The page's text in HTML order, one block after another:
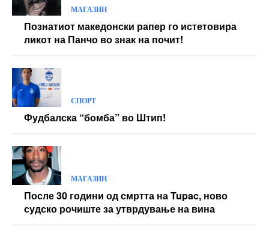
МАГАЗИН
Познатиот македонски рапер го истетовира
ликот на Панчо во знак на почит!
СПОРТ
Фудбалска “бомба” во Штип!
МАГАЗИН
После 30 години од смртта на Tupac, ново
судско рочиште за утврдување на вина